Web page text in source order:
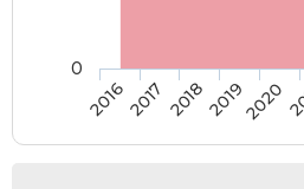
20162017 201820192020
0